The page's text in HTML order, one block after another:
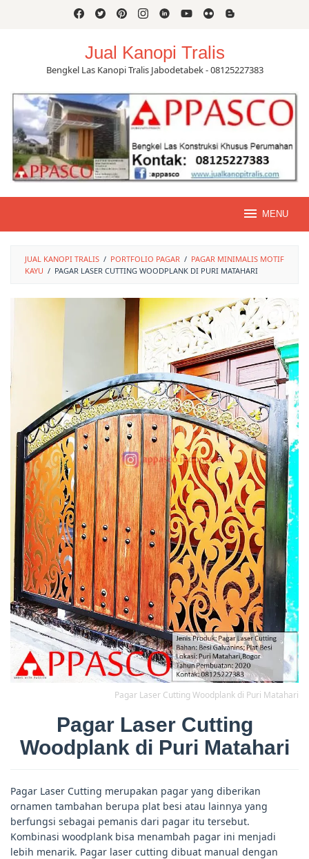
Jual Kanopi Tralis
Bengkel Las Kanopi Tralis Jabodetabek - 08125227383
MENU
JUAL KANOPI TRALIS / PORTFOLIO PAGAR / PAGAR MINIMALIS MOTIF
KAYU / PAGAR LASER CUTTING WOODPLANK DI PURI MATAHARI
Pagar Laser Cutting Woodplank di Puri Matahari
Pagar Laser Cutting
Woodplank di Puri Matahari
Pagar Laser Cutting merupakan pagar yang diberikan
ornamen tambahan berupa plat besi atau lainnya yang
berfungsi sebagai pemanis dari pagar itu tersebut.
Kombinasi woodplank bisa menambah pagar ini menjadi
lebih menarik. Pagar laser cutting dibuat manual dengan